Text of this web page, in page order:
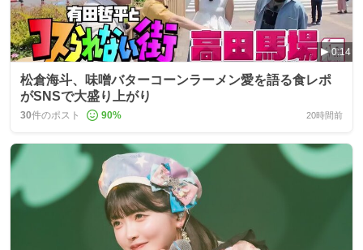
0:14
松倉海斗、味噌バターコーンラーメン愛を語る食レポ
がSNSで大盛り上がり
30件のポスト 90% 20時間前